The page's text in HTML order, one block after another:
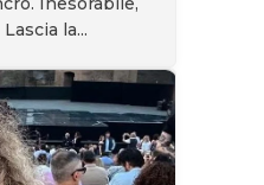
la...